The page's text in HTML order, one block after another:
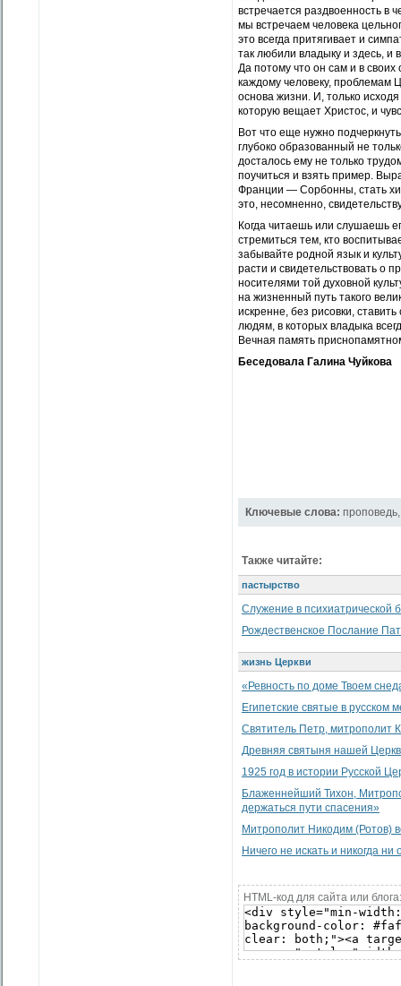
встречается раздвоенность в
мы встречаем человека
это всегда притягивает и
так любили владыку и здесь, и
Да потому что он сам и в
каждому человеку, проблемам
основа жизни. И, только
которую вещает Христос, и
Вот что еще нужно
глубоко образованный не
досталось ему не только
поучиться и взять пример.
Франции — Сорбонны, стать
это, несомненно,
Когда читаешь или слушаешь
стремиться тем, кто
забывайте родной язык и
расти и свидетельствовать о
носителями той духовной
на жизненный путь такого
искренне, без рисовки,
людям, в которых владыка
Вечная память
Беседовала Галина Чуйкова
Ключевые слова: проповедь
Также читайте:
пастырство
Служение в психиатрической
Рождественское Послание
жизнь Церкви
«Ревность по доме Твоем
Египетские святые в русском
Святитель Петр, митрополит
Древняя святыня нашей
1925 год в истории Русской
Блаженнейший Тихон,
держаться пути спасения»
Митрополит Никодим (Ротов)
Ничего не искать и никогда ни
HTML-код для сайта или блога: